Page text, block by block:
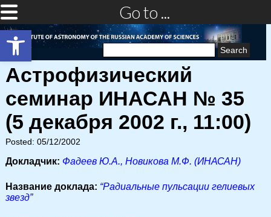
Open toolbar
Go to ...
Search
Астрофизический
семинар ИНАСАН № 35
(5 декабря 2002 г., 11:00)
Posted: 05/12/2002
Докладчик: Фадеев Ю.А., Новикова М.Ф. (ИНАСАН)
Название доклада: “Радиальные пульсации гелиевых
звезд”